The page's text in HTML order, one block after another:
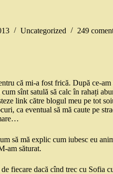
Uncategorized 249
că mi-a fost frică. După ce-
sînt satulă să calc în rahați
link către blogul meu pe tot
ca eventual să mă caute pe
să mă explic cum iubesc eu
am săturat.
fiecare dacă cînd trec cu Sofia